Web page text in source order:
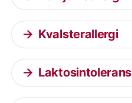
Kvalsterallergi
Laktosintolerans